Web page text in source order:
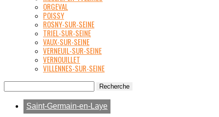
ORGEVAL
POISSY
ROSNY-SUR-SEINE
TRIEL-SUR-SEINE
VAUX-SUR-SEINE
VERNEUIL-SUR-SEINE
VERNOUILLET
VILLENNES-SUR-SEINE
Saint-Germain-en-Laye